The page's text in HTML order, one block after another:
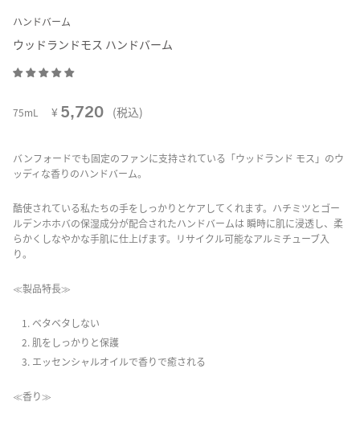
ハンドバーム
ウッドランドモス ハンドバーム
75mL ¥ 5,720 (税込)
バンフォードでも固定のファンに支持されている「ウッドランド モス」のウ
ッディな香りのハンドバーム。
酷使されている私たちの手をしっかりとケアしてくれます。ハチミツとゴー
ルデンホホバの保湿成分が配合されたハンドバームは 瞬時に肌に浸透し、柔
らかくしなやかな手肌に仕上げます。リサイクル可能なアルミチューブ入
り。
≪製品特長≫
ベタベタしない
肌をしっかりと保護
エッセンシャルオイルで香りで癒される
≪香り≫